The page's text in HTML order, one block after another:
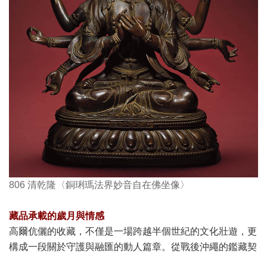
806 清乾隆〈銅琍瑪法界妙音自在佛坐像〉
藏品承載的歲月與情感
高爾伉儷的收藏，不僅是一場跨越半個世紀的文化壯遊，更
構成一段關於守護與融匯的動人篇章。從戰後沖繩的鑑藏契